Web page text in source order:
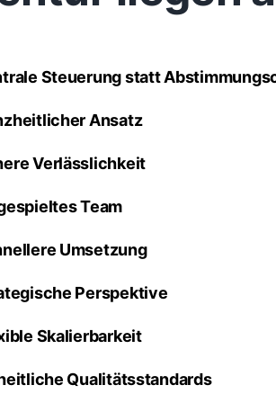
Steuerung statt
Ansatz
Verlässlichkeit
Team
Umsetzung
Perspektive
Skalierbarkeit
Qualitätsstandards